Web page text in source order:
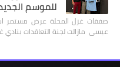
للموسم
صفقات غزل المحلة عرض مستمر
عيسى مازالت لجنة التعاقدات